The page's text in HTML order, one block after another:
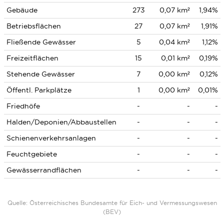
Gebäude 273 0,07 km²
1,94%
Betriebsflächen
27 0,07 km²
1,91%
Fließende Gewässer
5 0,04 km²
1,12%
Freizeitflächen
15 0,01 km²
0,19%
Stehende Gewässer
7 0,00 km²
0,12%
Öffentl. Parkplätze
1 0,00 km²
0,01%
Friedhöfe
- -
-
Halden/Deponien/Abbaustellen
- -
-
Schienenverkehrsanlagen
- -
-
Feuchtgebiete
- -
-
Gewässerrandflächen
- - -
Quelle: Österreichisches Bundesamte für Eich- und Vermessungswesen
(BEV)